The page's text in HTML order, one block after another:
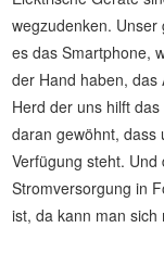
wegzudenken.
es das Smartphone,
der Hand haben,
Herd der uns hilft
daran gewöhnt, dass
Verfügung steht.
Stromversorgung in
ist, da kann man sich